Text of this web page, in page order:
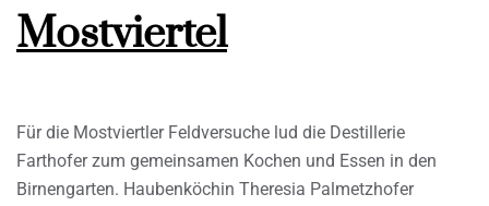
Mostviertel
Für die Mostviertler Feldversuche lud die Destillerie
Farthofer zum gemeinsamen Kochen und Essen in den
Birnengarten. Haubenköchin Theresia Palmetzhofer